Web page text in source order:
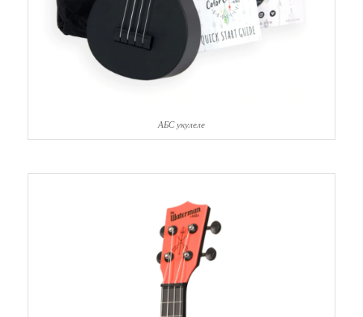
АБС укулеле